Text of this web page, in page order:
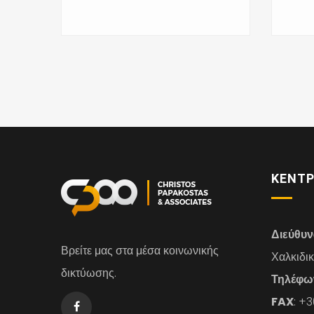
Βρείτε μας στα μέσα κοινωνικής
δικτύωσης.
FAX: